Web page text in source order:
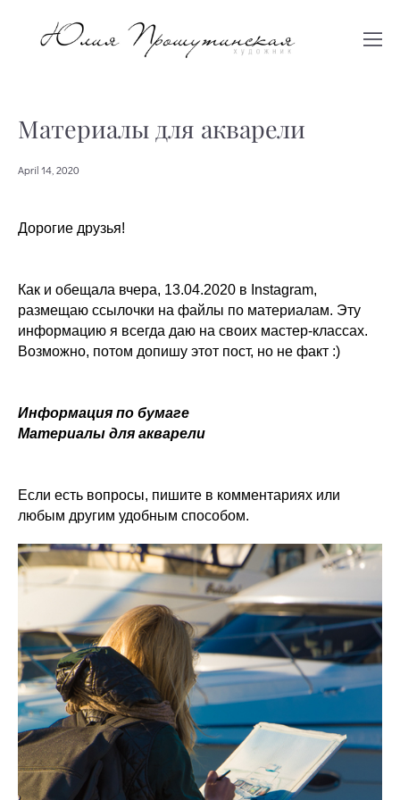
April 14, 2020
Материалы для акварели
Дорогие друзья!
Как и обещала вчера, 13.04.2020 в Instagram,
размещаю ссылочки на файлы по материалам. Эту
информацию я всегда даю на своих мастер-классах.
Возможно, потом допишу этот пост, но не факт :)
Информация по бумаге
Материалы для акварели
Если есть вопросы, пишите в комментариях или
любым другим удобным способом.